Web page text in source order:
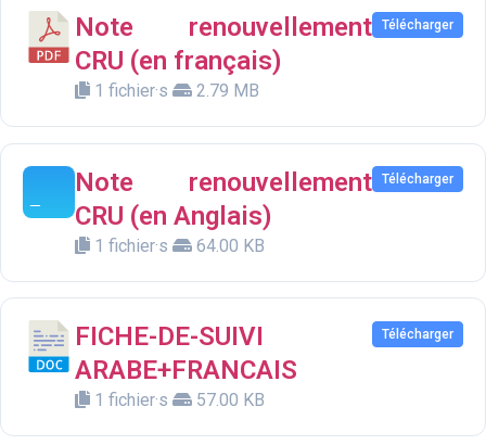
Note renouvellement
CRU (en français)
1 fichier·s 2.79 MB
Télécharger
Note renouvellement
CRU (en Anglais)
1 fichier·s 64.00 KB
Télécharger
FICHE-DE-SUIVI
ARABE+FRANCAIS
1 fichier·s 57.00 KB
Télécharger